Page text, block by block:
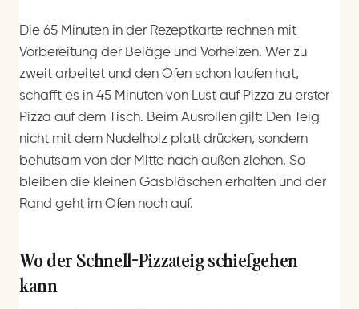
Die 65 Minuten in der Rezeptkarte rechnen mit
Vorbereitung der Beläge und Vorheizen. Wer zu
zweit arbeitet und den Ofen schon laufen hat,
schafft es in 45 Minuten von Lust auf Pizza zu erster
Pizza auf dem Tisch. Beim Ausrollen gilt: Den Teig
nicht mit dem Nudelholz platt drücken, sondern
behutsam von der Mitte nach außen ziehen. So
bleiben die kleinen Gasbläschen erhalten und der
Rand geht im Ofen noch auf.
Wo der Schnell-Pizzateig schiefgehen
kann